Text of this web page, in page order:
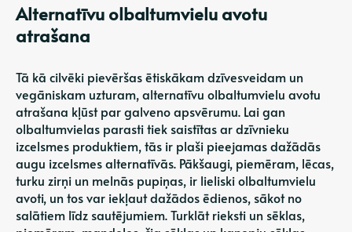
Alternatīvu olbaltumvielu avotu
atrašana
Tā kā cilvēki pievēršas ētiskākam dzīvesveidam un
vegāniskam uzturam, alternatīvu olbaltumvielu avotu
atrašana kļūst par galveno apsvērumu. Lai gan
olbaltumvielas parasti tiek saistītas ar dzīvnieku
izcelsmes produktiem, tās ir plaši pieejamas dažādās
augu izcelsmes alternatīvās. Pākšaugi, piemēram, lēcas,
turku zirņi un melnās pupiņas, ir lieliski olbaltumvielu
avoti, un tos var iekļaut dažādos ēdienos, sākot no
salātiem līdz sautējumiem. Turklāt rieksti un sēklas,